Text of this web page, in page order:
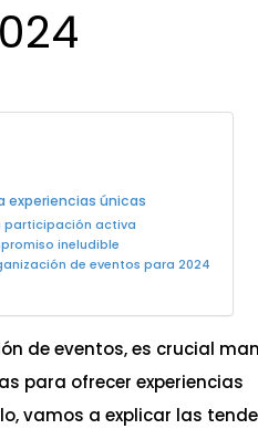
experiencias únicas
participación activa
ineludible
de eventos para 2024
de eventos, es crucial
para ofrecer experiencias
vamos a explicar las